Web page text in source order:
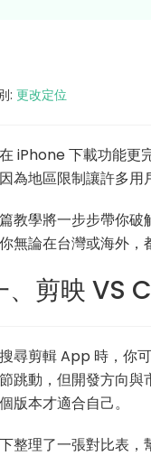
: 更改定位
iPhone 下載功能更
為地區限制讓許多用
教學將一步步帶你破
無論在台灣或海外，
、剪映 VS
尋剪輯 App 時，你
跳動，但開發方向與
版本才適合自己。
整理了一張對比表